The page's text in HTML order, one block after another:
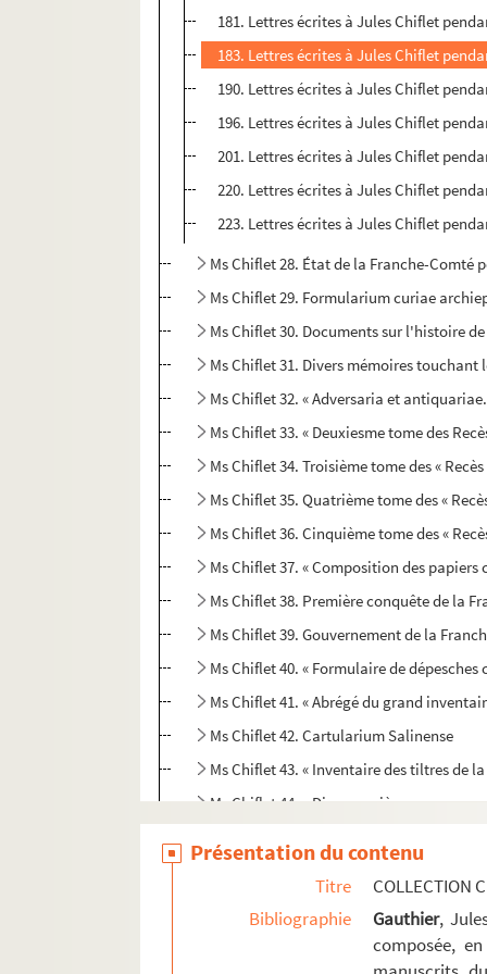
181. Lettres écrites à Jules Chiflet
183. Lettres écrites à Jules Chiflet
190. Lettres écrites à Jules Chiflet
196. Lettres écrites à Jules Chiflet
201. Lettres écrites à Jules Chiflet
220. Lettres écrites à Jules Chiflet
223. Lettres écrites à Jules Chiflet
Ms Chiflet 28. État de la Franche-Comté
Ms Chiflet 29. Formularium curiae
Ms Chiflet 30. Documents sur l'histoire
Ms Chiflet 31. Divers mémoires touchant
Ms Chiflet 32. « Adversaria et
Ms Chiflet 33. « Deuxiesme tome des
Ms Chiflet 34. Troisième tome des «
Ms Chiflet 35. Quatrième tome des «
Ms Chiflet 36. Cinquième tome des «
Ms Chiflet 37. « Composition des
Ms Chiflet 38. Première conquête de la
Ms Chiflet 39. Gouvernement de la
Ms Chiflet 40. « Formulaire de
Ms Chiflet 41. « Abrégé du grand
Ms Chiflet 42. Cartularium Salinense
Ms Chiflet 43. « Inventaire des tiltres de
Ms Chiflet 44. « Diverses pièces
Ms Chiflet 48. Testaments et épitaphes
Présentation du contenu
Titre
COLLECTION
Bibliographie
Gauthier,
composée,